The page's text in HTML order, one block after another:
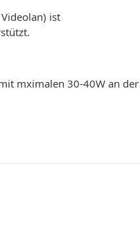
ist
mximalen 30-40W an